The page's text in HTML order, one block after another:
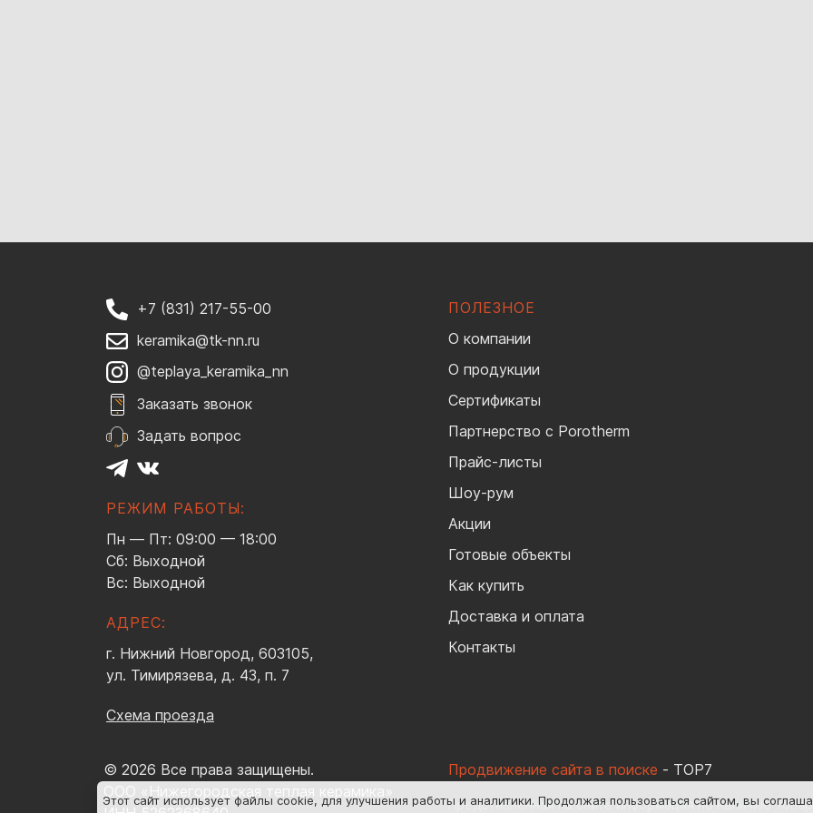
+7 (831) 217-55-00
keramika@tk-nn.ru
@teplaya_keramika_nn
Заказать звонок
Задать вопрос
РЕЖИМ РАБОТЫ:
Пн — Пт: 09:00 — 18:00
Сб: Выходной
Вс: Выходной
АДРЕС:
г. Нижний Новгород, 603105,
ул. Тимирязева, д. 43, п. 7
Схема проезда
ПОЛЕЗНОЕ
О компании
О продукции
Сертификаты
Партнерство с Porotherm
Прайс-листы
Шоу-рум
Акции
Готовые объекты
Как купить
Доставка и оплата
Контакты
© 2026 Все права защищены.
ООО «Нижегородская теплая керамика»
Продвижение сайта в поиске - TOP7
Представленная на сайте информация по наличию
Этот сайт использует файлы cookie, для улучшения работы и аналитики. Продолжая пользоваться сайтом, вы